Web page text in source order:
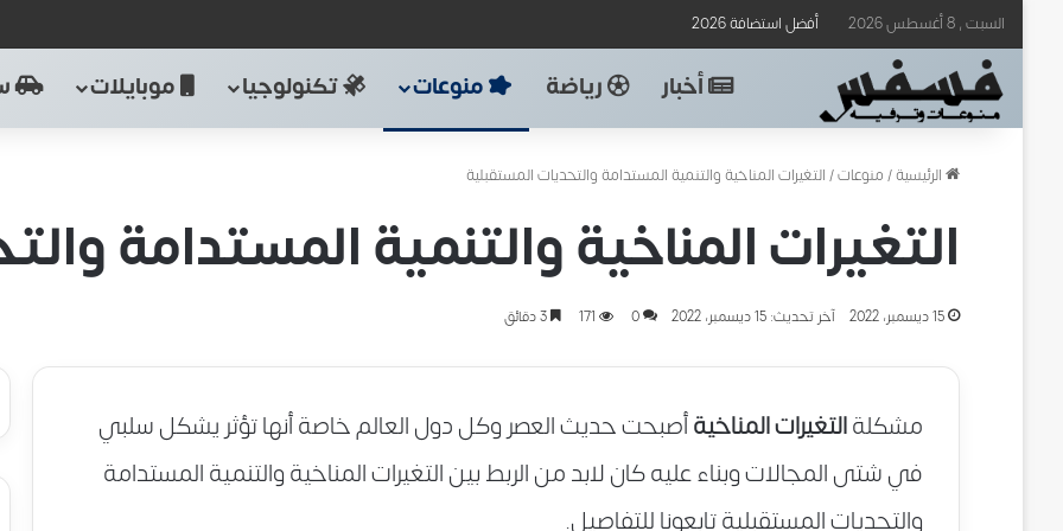
السبت , 8 أغسطس 2026 أفضل استضافة 2026
أخبار رياضة منوعات تكنولوجيا موبايلات
الرئيسية/منوعات/التغيرات المناخية والتنمية المستدامة والتحديات المستقبلية
التغيرات المناخية والتنمية المستدامة
15 ديسمبر، 2022 آخر تحديث: 15 ديسمبر، 2022 0
171 3 دقائق
مشكلةالتغيرات المناخيةأصبحت حديث العصر وكل دول العالم خاصة أنها تؤثر يشكل سلبي
في شتى المجالات وبناء عليه كان لابد من الربط بين التغيرات المناخية والتنمية المستدامة
والتحديات المستقبلية تابعونا للتفاصيل.